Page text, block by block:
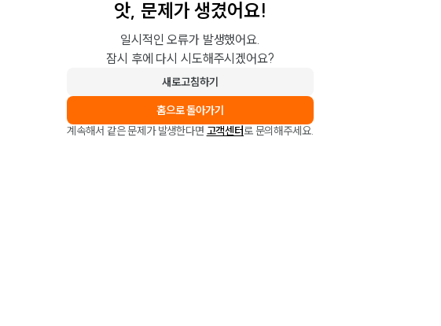
앗, 문제가 생겼어요!
일시적인 오류가 발생했어요.
잠시 후에 다시 시도해주시겠어요?
새로고침하기
홈으로 돌아가기
계속해서 같은 문제가 발생한다면 고객센터로 문의해주세요.